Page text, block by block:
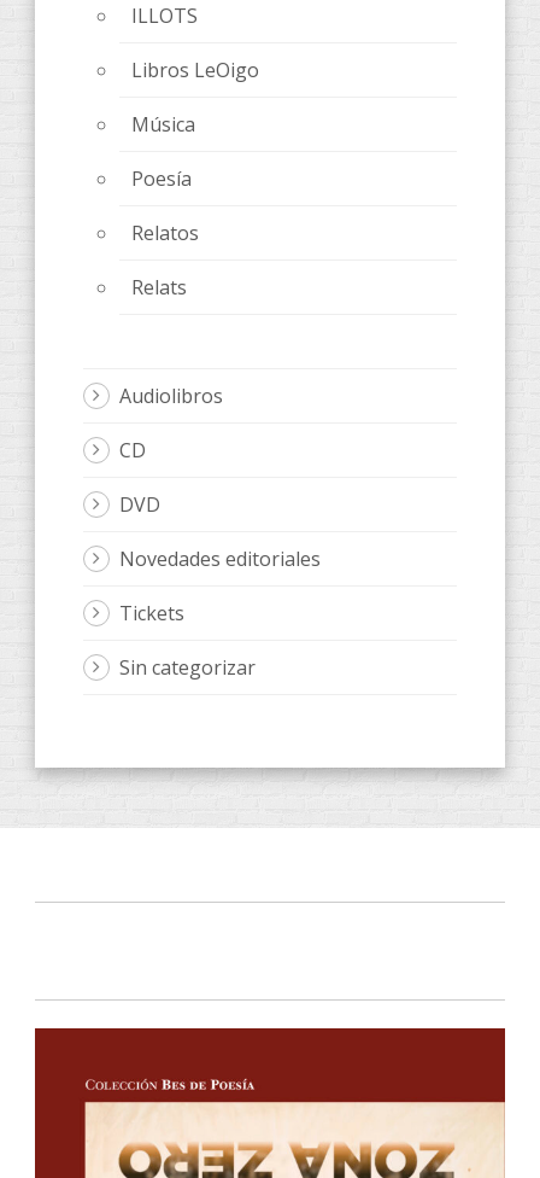
ILLOTS
Libros LeOigo
Música
Poesía
Relatos
Relats
Audiolibros
CD
DVD
Novedades editoriales
Tickets
Sin categorizar